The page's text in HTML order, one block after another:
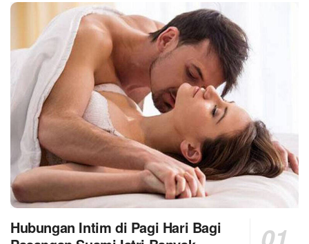
Hubungan Intim di Pagi Hari Bagi